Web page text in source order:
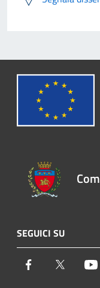
SEGUICI SU
Facebook Twitter